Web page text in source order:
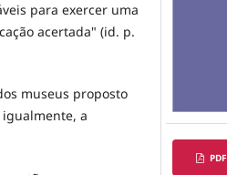
para exercer uma
acertada" (id. p.
museus proposto
a
PDF